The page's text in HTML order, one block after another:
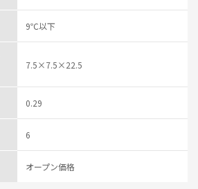
9℃以下
7.5×7.5×22.5
0.29
6
オープン価格